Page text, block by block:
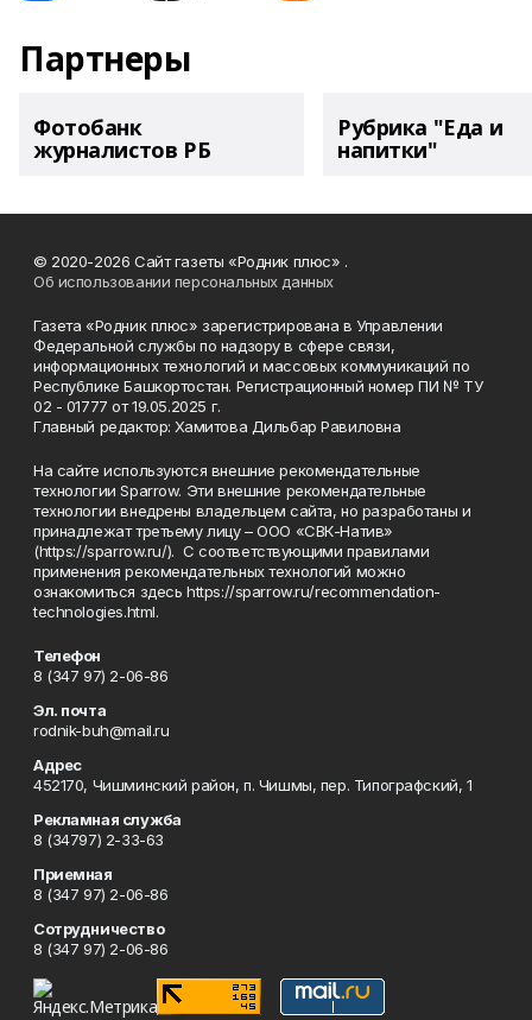
Партнеры
Фотобанк
журналистов РБ
Рубрика "Еда и
напитки"
© 2020-2026 Сайт газеты «Родник плюс» .
Об использовании персональных данных
Газета «Родник плюс» зарегистрирована в Управлении
Федеральной службы по надзору в сфере связи,
информационных технологий и массовых коммуникаций по
Республике Башкортостан. Регистрационный номер ПИ № ТУ
02 - 01777 от 19.05.2025 г.
Главный редактор: Хамитова Дильбар Равиловна
На сайте используются внешние рекомендательные
технологии Sparrow. Эти внешние рекомендательные
технологии внедрены владельцем сайта, но разработаны и
принадлежат третьему лицу – ООО «СВК-Натив»
(https://sparrow.ru/). С соответствующими правилами
применения рекомендательных технологий можно
ознакомиться здесь https://sparrow.ru/recommendation-
technologies.html.
Телефон
8 (347 97) 2-06-86
Эл. почта
rodnik-buh@mail.ru
Адрес
452170, Чишминский район, п. Чишмы, пер. Типографский, 1
Рекламная служба
8 (34797) 2-33-63
Приемная
8 (347 97) 2-06-86
Сотрудничество
8 (347 97) 2-06-86